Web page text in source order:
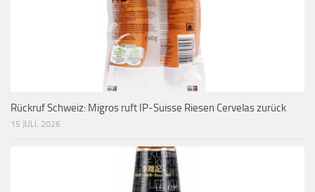
Rückruf Schweiz: Migros ruft IP-Suisse Riesen Cervelas zurück
15 JULI, 2026